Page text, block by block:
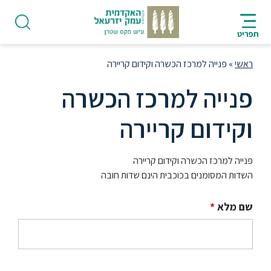
לתוכן
מרכזי
העמוד
תפריט
HE
פודקאסט
אודות
תואר
ראשון
ראשי» פנייה למרכז הכשרה וקידום קריירה
פנייה למרכז הכשרה
וקידום קריירה
פנייה למרכז הכשרה וקידום קריירה
השדות המסומנים בכוכבית הינם שדות חובה
שם מלא*